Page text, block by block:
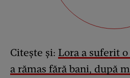
Citește și: Lora a suferit
a rămas fără bani, după